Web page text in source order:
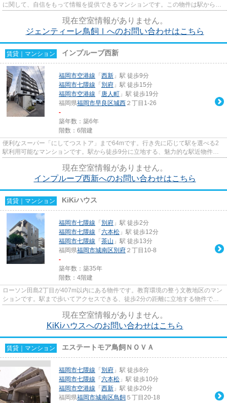
に関して、自信をもって情報を提供できるマンションです。この物件は駅から徒
現在空室情報がありません。
ジェンティーレ鳥飼Ⅰへのお問い合わせはこちら
賃貸｜マンション インプルーブ西新
福岡市空港線 「 西新 」駅 徒歩9分
福岡市七隈線 「 別府 」駅 徒歩15分
福岡市空港線 「 唐人町 」駅 徒歩19分
福岡県福岡市早良区城西 ２丁目1-26
-
築年数：築6年
階数：6階建
便利なスーパー「にしてつストア」まで64mです。行き先に応じて駅を選べる2
駅利用可能なマンションです。駅から徒歩9分に立地する、魅力的な駅近物件で
現在空室情報がありません。
インプルーブ西新へのお問い合わせはこちら
賃貸｜マンション KiKiハウス
福岡市七隈線 「 別府 」駅 徒歩2分
福岡市七隈線 「 六本松 」駅 徒歩12分
福岡市七隈線 「 茶山 」駅 徒歩13分
福岡県福岡市城南区別府 ２丁目10-8
-
築年数：築35年
階数：4階建
ローソン田島2丁目が407m以内にある物件です。教育環境の整う文教地区のマン
ションです。駅まで歩いてアクセスできる、徒歩2分の距離に立地する物件で
現在空室情報がありません。
KiKiハウスへのお問い合わせはこちら
賃貸｜マンション エステートモア鳥飼ＮＯＶＡ
福岡市七隈線 「 別府 」駅 徒歩8分
福岡市七隈線 「 六本松 」駅 徒歩10分
福岡市空港線 「 西新 」駅 徒歩20分
福岡県福岡市城南区鳥飼 ５丁目20-18